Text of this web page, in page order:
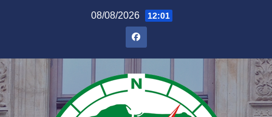
08/08/2026 12:01